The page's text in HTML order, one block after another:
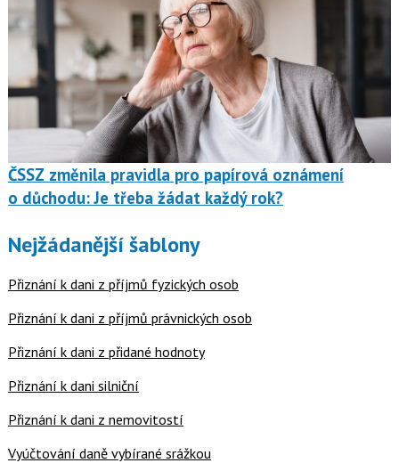
ČSSZ změnila pravidla pro papírová oznámení
o důchodu: Je třeba žádat každý rok?
Nejžádanější šablony
Přiznání k dani z příjmů fyzických osob
Přiznání k dani z příjmů právnických osob
Přiznání k dani z přidané hodnoty
Přiznání k dani silniční
Přiznání k dani z nemovitostí
Vyúčtování daně vybírané srážkou